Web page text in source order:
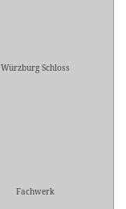
Würzburg Schloss
Fachwerk